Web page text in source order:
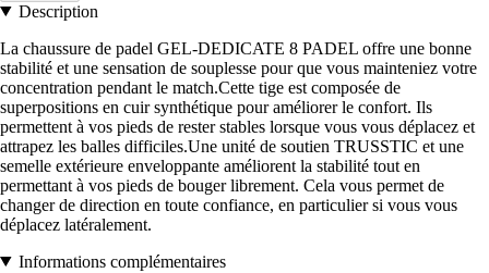
Description
La chaussure de padel GEL-DEDICATE 8 PADEL offre une bonne
stabilité et une sensation de souplesse pour que vous mainteniez votre
concentration pendant le match.Cette tige est composée de
superpositions en cuir synthétique pour améliorer le confort. Ils
permettent à vos pieds de rester stables lorsque vous vous déplacez et
attrapez les balles difficiles.Une unité de soutien TRUSSTIC et une
semelle extérieure enveloppante améliorent la stabilité tout en
permettant à vos pieds de bouger librement. Cela vous permet de
changer de direction en toute confiance, en particulier si vous vous
déplacez latéralement.
Informations complémentaires